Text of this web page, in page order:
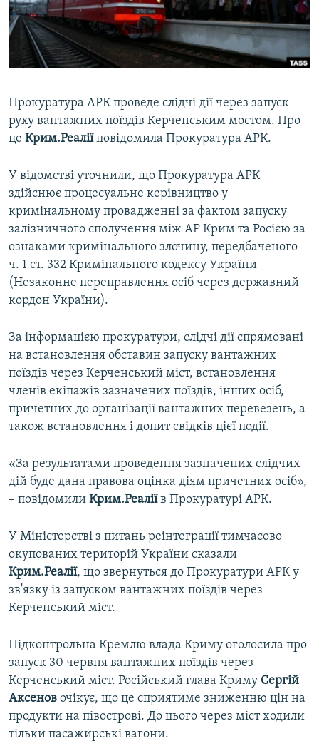
ВІДЕОУРОКИ «ELIFBE»
СВІДЧЕННЯ ОКУПАЦІЇ
УКРАЇНСЬКА ПРОБЛЕМА КРИМУ
Русский
Qırımtatar
Прокуратура АРК проведе слідчі дії через запуск
руху вантажних поїздів Керченським мостом. Про
це Крим.Реаліїповідомила Прокуратура АРК.
У відомстві уточнили, що Прокуратура АРК
здійснює процесуальне керівництво у
кримінальному провадженні за фактом запуску
залізничного сполучення між АР Крим та Росією за
ознаками кримінального злочину, передбаченого
ч. 1 ст. 332 Кримінального кодексу України
(Незаконне переправлення осіб через державний
кордон України).
За інформацією прокуратури, слідчі дії спрямовані
на встановлення обставин запуску вантажних
поїздів через Керченський міст, встановлення
членів екіпажів зазначених поїздів, інших осіб,
причетних до організації вантажних перевезень, а
також встановлення і допит свідків цієї події.
«За результатами проведення зазначених слідчих
дій буде дана правова оцінка діям причетних осіб»,
– повідомили Крим.Реаліїв Прокуратурі АРК.
У Міністерстві з питань реінтеграції тимчасово
окупованих територій України сказали
Крим.Реалії, що звернуться до Прокуратури АРК у
зв'язку із запуском вантажних поїздів через
Керченський міст.
Підконтрольна Кремлю влада Криму оголосила про
запуск 30 червня вантажних поїздів через
Керченський міст. Російський глава Криму Сергій
Аксенов очікує, що це сприятиме зниженню цін на
продукти на півострові. До цього через міст ходили
тільки пасажирські вагони.